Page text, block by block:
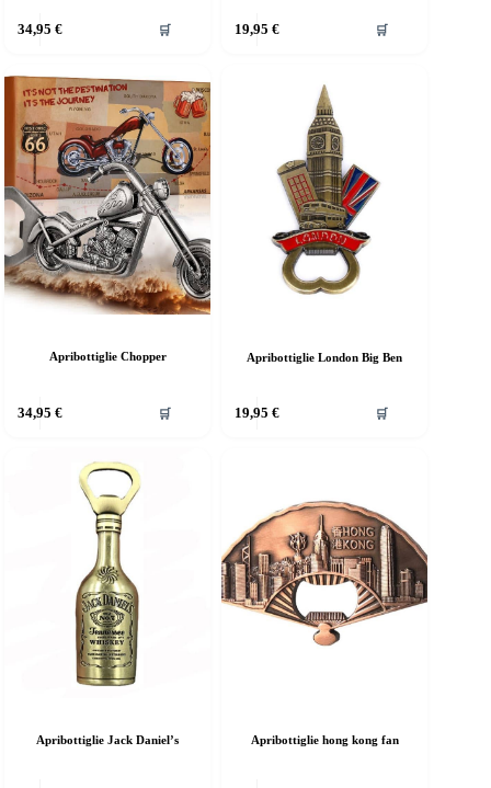
34,95 € 🛒 19,95 € 🛒
Apribottiglie Chopper
34,95 € 🛒
Apribottiglie London Big Ben
19,95 € 🛒
Apribottiglie Jack Daniel’s Apribottiglie hong kong fan